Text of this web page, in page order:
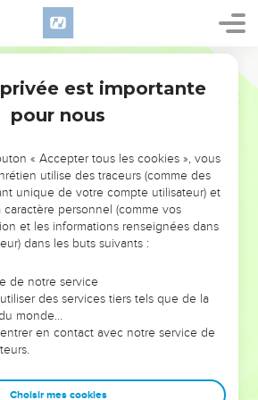
PAS L’ÉVÉNEMENT
L’ANNÉE !
POUVAIENT VOUS ÉVITER LES
VOTRES ?
on voit moins les doutes, les erreurs
qu'ils ont traversés, alors même que ce
qui les ont façonnés.
leaders, entrepreneurs, et responsables
plus de sagesse afin que leurs erreurs
est importante
pour nous
« Accepter tous les cookies », vous
utilise des traceurs (comme des
unique de votre compte utilisateur) et
personnel (comme vos
et les informations renseignées dans
dans les buts suivants :
de notre service
des services tiers tels que de la
monde…
en contact avec notre service de
Choisir mes cookies